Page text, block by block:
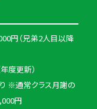
円（兄弟2人目以降
度更新）
り ※通常クラス月謝の
円